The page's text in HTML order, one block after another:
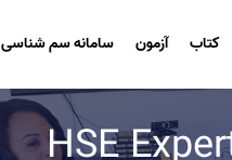
کتاب آزمون سامانه سم شناسی